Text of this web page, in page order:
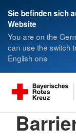
Sie befinden sich
Website
You are on the
can use the switch
English one